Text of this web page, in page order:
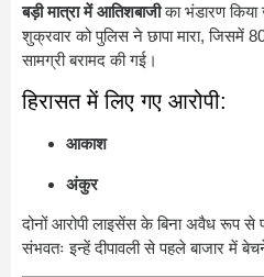
बड़ी मात्रा में आतिशबाजीका भंडारण
शुक्रवार को पुलिस ने छापा मारा, जिसमें
सामग्री बरामद की गई।
हिरासत में लिए गए आरोपी:
आकाश
अंकुर
दोनों आरोपी लाइसेंस के बिना अवैध रूप
संभवतः इन्हें दीपावली से पहले बाजार में